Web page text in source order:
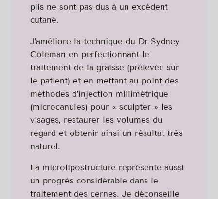
plis ne sont pas dus à un excédent
cutané.
J’améliore la technique du Dr Sydney
Coleman en perfectionnant le
traitement de la graisse (prélevée sur
le patient) et en mettant au point des
méthodes d’injection millimétrique
(microcanules) pour « sculpter » les
visages, restaurer les volumes du
regard et obtenir ainsi un résultat très
naturel.
La microlipostructure représente aussi
un progrès considérable dans le
traitement des cernes. Je déconseille